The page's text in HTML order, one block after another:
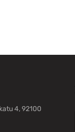
4, 92100